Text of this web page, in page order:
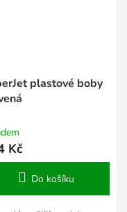
plastové boby
Kč
Do košíku